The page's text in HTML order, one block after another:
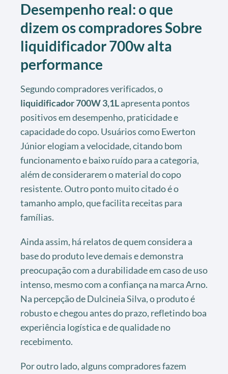
Desempenho real: o que
dizem os compradores Sobre
liquidificador 700w alta
performance
Segundo compradores verificados, o
liquidificador 700W 3,1Lapresenta pontos
positivos em desempenho, praticidade e
capacidade do copo. Usuários como Ewerton
Júnior elogiam a velocidade, citando bom
funcionamento e baixo ruído para a categoria,
além de considerarem o material do copo
resistente. Outro ponto muito citado é o
tamanho amplo, que facilita receitas para
famílias.
Ainda assim, há relatos de quem considera a
base do produto leve demais e demonstra
preocupação com a durabilidade em caso de uso
intenso, mesmo com a confiança na marca Arno.
Na percepção de Dulcineia Silva, o produto é
robusto e chegou antes do prazo, refletindo boa
experiência logística e de qualidade no
recebimento.
Por outro lado, alguns compradores fazem